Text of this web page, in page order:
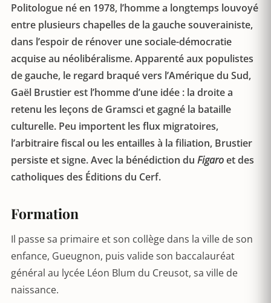
Politologue né en 1978, l’homme a longtemps louvoyé
entre plusieurs chapelles de la gauche souverainiste,
dans l’espoir de rénover une sociale-démocratie
acquise au néolibéralisme. Apparenté aux populistes
de gauche, le regard braqué vers l’Amérique du Sud,
Gaël Brustier est l’homme d’une idée : la droite a
retenu les leçons de Gramsci et gagné la bataille
culturelle. Peu importent les flux migratoires,
l’arbitraire fiscal ou les entailles à la filiation, Brustier
persiste et signe. Avec la bénédiction du Figaroet des
catholiques des Éditions du Cerf.
Formation
Il passe sa primaire et son collège dans la ville de son
enfance, Gueugnon, puis valide son baccalauréat
général au lycée Léon Blum du Creusot, sa ville de
naissance.